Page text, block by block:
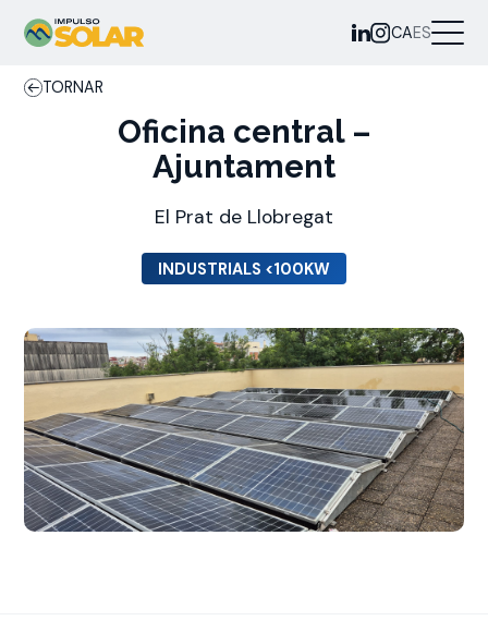
CAES
TORNAR
Oficina central –
Ajuntament
El Prat de Llobregat
INDUSTRIALS <100KW